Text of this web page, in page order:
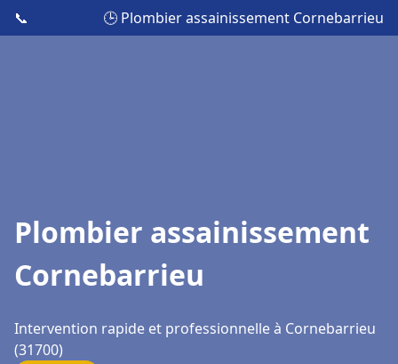
📞 🕒 Plombier assainissement Cornebarrieu
Plombier assainissement
Cornebarrieu
Intervention rapide et professionnelle à Cornebarrieu
(31700)